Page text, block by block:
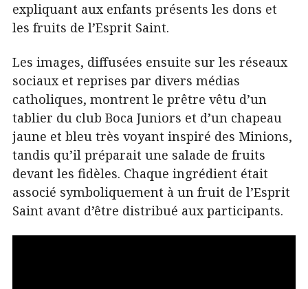
expliquant aux enfants présents les dons et
les fruits de l’Esprit Saint.
Les images, diffusées ensuite sur les réseaux
sociaux et reprises par divers médias
catholiques, montrent le prêtre vêtu d’un
tablier du club Boca Juniors et d’un chapeau
jaune et bleu très voyant inspiré des Minions,
tandis qu’il préparait une salade de fruits
devant les fidèles. Chaque ingrédient était
associé symboliquement à un fruit de l’Esprit
Saint avant d’être distribué aux participants.